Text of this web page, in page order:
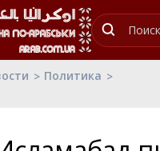
Политика